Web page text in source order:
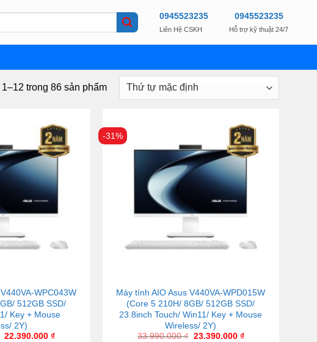
0945523235
Liên Hệ CSKH
0945523235
Hỗ trợ kỹ thuật 24/7
trong 86 sản phẩm
WPC043W
512GB SSD/
Key + Mouse
2Y)
22.390.000₫
-31%
Máy tính AIO Asus V440VA-WPD015W
(Core 5 210H/ 8GB/ 512GB SSD/
23.8inch Touch/ Win11/ Key + Mouse
Wireless/ 2Y)
33.990.000₫ 23.390.000 ₫